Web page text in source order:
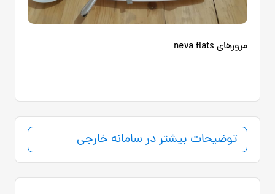
مرورهای neva flats
توضیحات بیشتر در سامانه خارجی